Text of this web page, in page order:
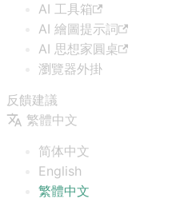
AI 工具箱
AI 繪圖提示詞
AI 思想家圓桌
瀏覽器外掛
反饋建議
繁體中文
简体中文
English
繁體中文